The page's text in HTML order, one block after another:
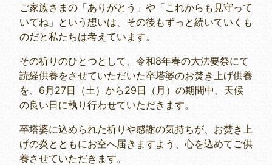
ご家族さまの「ありがとう」や「これからも見守って
いてね」という想いは、その後もずっと続いていくも
のだと私たちは考えています。
その祈りのひとつとして、令和8年春の大法要祭にて
読経供養をさせていただいた卒塔婆のお焚き上げ供養
を、6月27日（土）から29日（月）の期間中、天候
の良い日に執り行わせていただきます。
卒塔婆に込められた祈りや感謝の気持ちが、お焚き上
げの炎とともにお空へ届きますよう、心を込めてご供
養させていただきます。